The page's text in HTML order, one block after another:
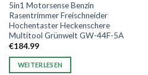
5in1 Motorsense Benzin
Rasentrimmer Freischneider
Hochentaster Heckenschere
Multitool Grünwelt GW-44F-5A
€184.99
WEITERLESEN